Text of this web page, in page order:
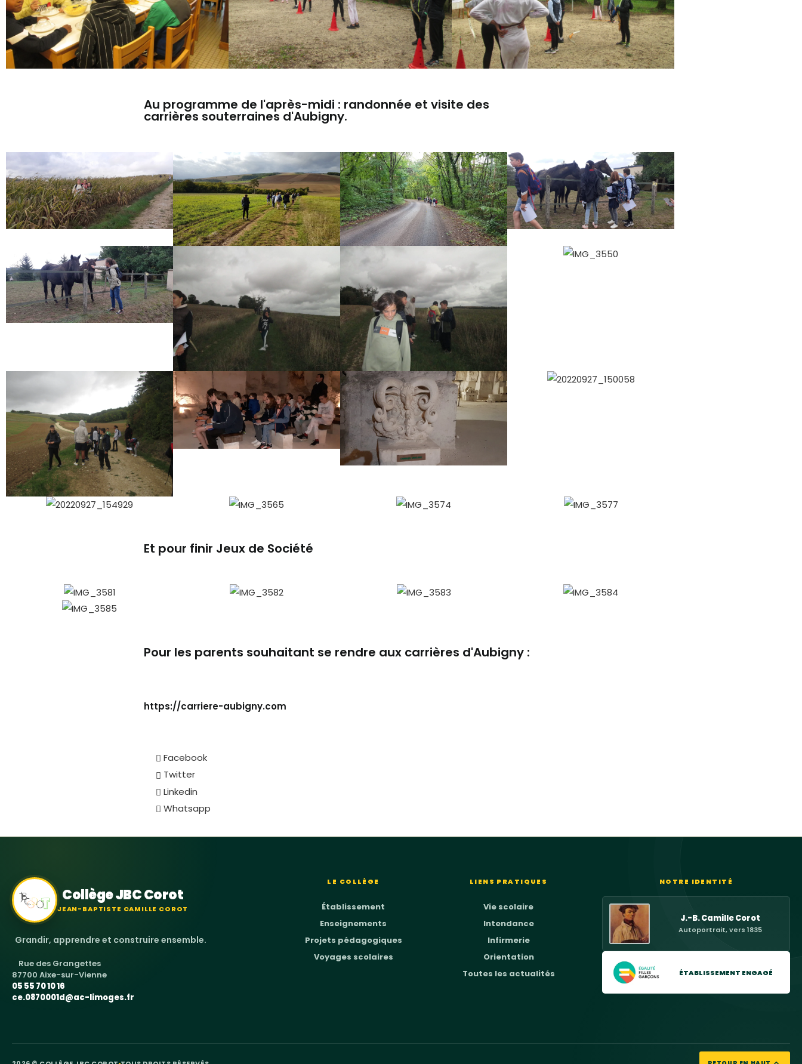
Au programme de l'après-midi : randonnée et visite des
carrières souterraines d'Aubigny.
Et pour finir Jeux de Société
Pour les parents souhaitant se rendre aux carrières d'Aubigny :
https://carriere-aubigny.com
Facebook
Twitter
Linkedin
Whatsapp
Collège JBC Corot
JEAN-BAPTISTE CAMILLE COROT
Grandir, apprendre et construire ensemble.
Rue des Grangettes
87700 Aixe-sur-Vienne
05 55 70 10 16
ce.0870001d@ac-limoges.fr
LE COLLÈGE
Établissement
Enseignements
Projets pédagogiques
Voyages scolaires
LIENS PRATIQUES
Vie scolaire
Intendance
Infirmerie
Orientation
Toutes les actualités
NOTRE IDENTITÉ
J.-B. Camille Corot
Autoportrait, vers 1835
ÉTABLISSEMENT ENGAGÉ